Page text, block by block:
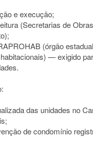
e execução;
(Secretarias de
(órgão
— exigido
das unidades no
de condomínio